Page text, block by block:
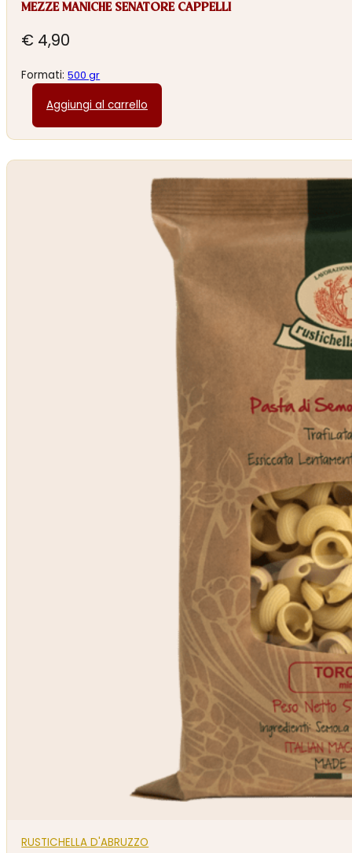
MEZZE MANICHE SENATORE CAPPELLI
€ 4,90
Formati:500 gr
Aggiungi al carrello
RUSTICHELLA D'ABRUZZO